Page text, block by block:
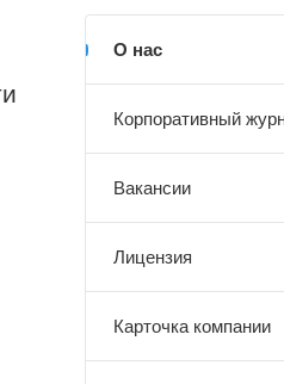
О нас
Корпоративный
Вакансии
Лицензия
Карточка компании